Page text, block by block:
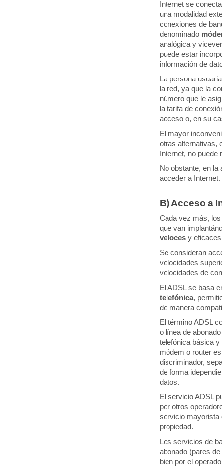
Internet se
una modalidad
conexiones de
denominado
analógica y
puede estar
información de
La persona
la red, ya que la
número que le
la tarifa de
acceso o, en su
El mayor
otras alternativas,
Internet, no
No obstante, en la
acceder a
B) Acceso a
Cada vez más,
que van
veloces y
Se consideran
velocidades
velocidades de
El ADSL se basa
telefónica,
de manera
El término ADSL
o línea de
telefónica básica y
módem o router
discriminador,
de forma
datos.
El servicio ADSL
por otros
servicio mayorista
propiedad.
Los servicios de
abonado (pares
bien por el